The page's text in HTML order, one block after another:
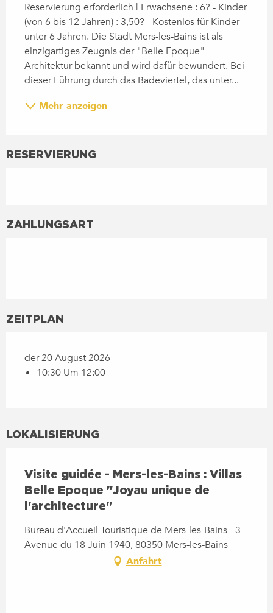
Reservierung erforderlich | Erwachsene : 6? - Kinder
(von 6 bis 12 Jahren) : 3,50? - Kostenlos für Kinder
unter 6 Jahren. Die Stadt Mers-les-Bains ist als
einzigartiges Zeugnis der "Belle Epoque"-
Architektur bekannt und wird dafür bewundert. Bei
dieser Führung durch das Badeviertel, das unter...
Mehr anzeigen
RESERVIERUNG
ZAHLUNGSART
ZEITPLAN
der 20 August 2026
10:30 Um 12:00
LOKALISIERUNG
Visite guidée - Mers-les-Bains : Villas
Belle Epoque "Joyau unique de
l'architecture"
Bureau d'Accueil Touristique de Mers-les-Bains - 3
Avenue du 18 Juin 1940, 80350 Mers-les-Bains
Anfahrt